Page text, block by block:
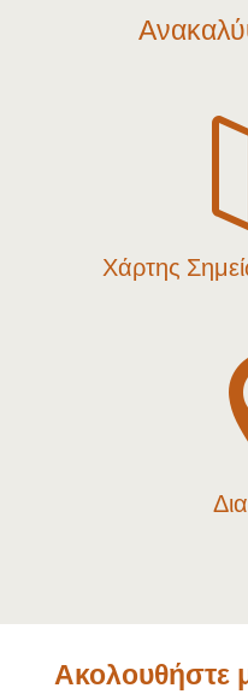
Χάρτης
Ακολουθήστε